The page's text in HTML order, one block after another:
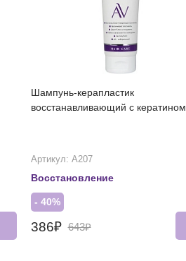
Шампунь-керапластик
восстанавливающий с кератином
Артикул: А207
Восстановление
- 40%
386₽ 643₽